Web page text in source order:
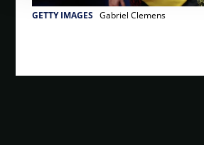
GETTY IMAGES Gabriel Clemens